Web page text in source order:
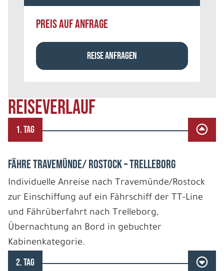
REISEVERLAUF
1. TAG
FÄHRE TRAVEMÜNDE/ ROSTOCK – TRELLEBORG
Individuelle Anreise nach Travemünde/Rostock
zur Einschiffung auf ein Fährschiff der TT-Line
und Fährüberfahrt nach Trelleborg,
Übernachtung an Bord in gebuchter
Kabinenkategorie.
2. TAG
PREIS AUF ANFRAGE
REISE ANFRAGEN